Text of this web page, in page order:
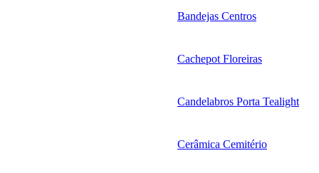
Bandejas Centros
Cachepot Floreiras
Candelabros Porta Tealight
Cerâmica Cemitério